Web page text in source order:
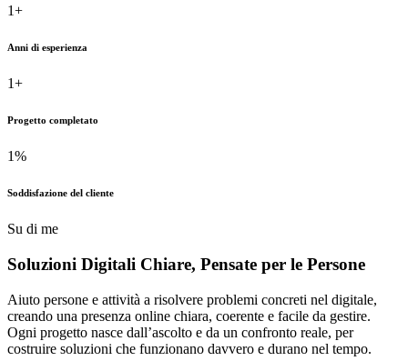
1+
Anni di esperienza
1+
Progetto completato
1%
Soddisfazione del cliente
Su di me
Soluzioni Digitali Chiare, Pensate per le Persone
Aiuto persone e attività a risolvere problemi concreti nel digitale,
creando una presenza online chiara, coerente e facile da gestire.
Ogni progetto nasce dall’ascolto e da un confronto reale, per
costruire soluzioni che funzionano davvero e durano nel tempo.